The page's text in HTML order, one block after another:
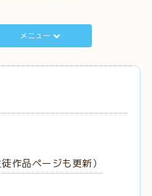
メニュー
作品ページも更新）